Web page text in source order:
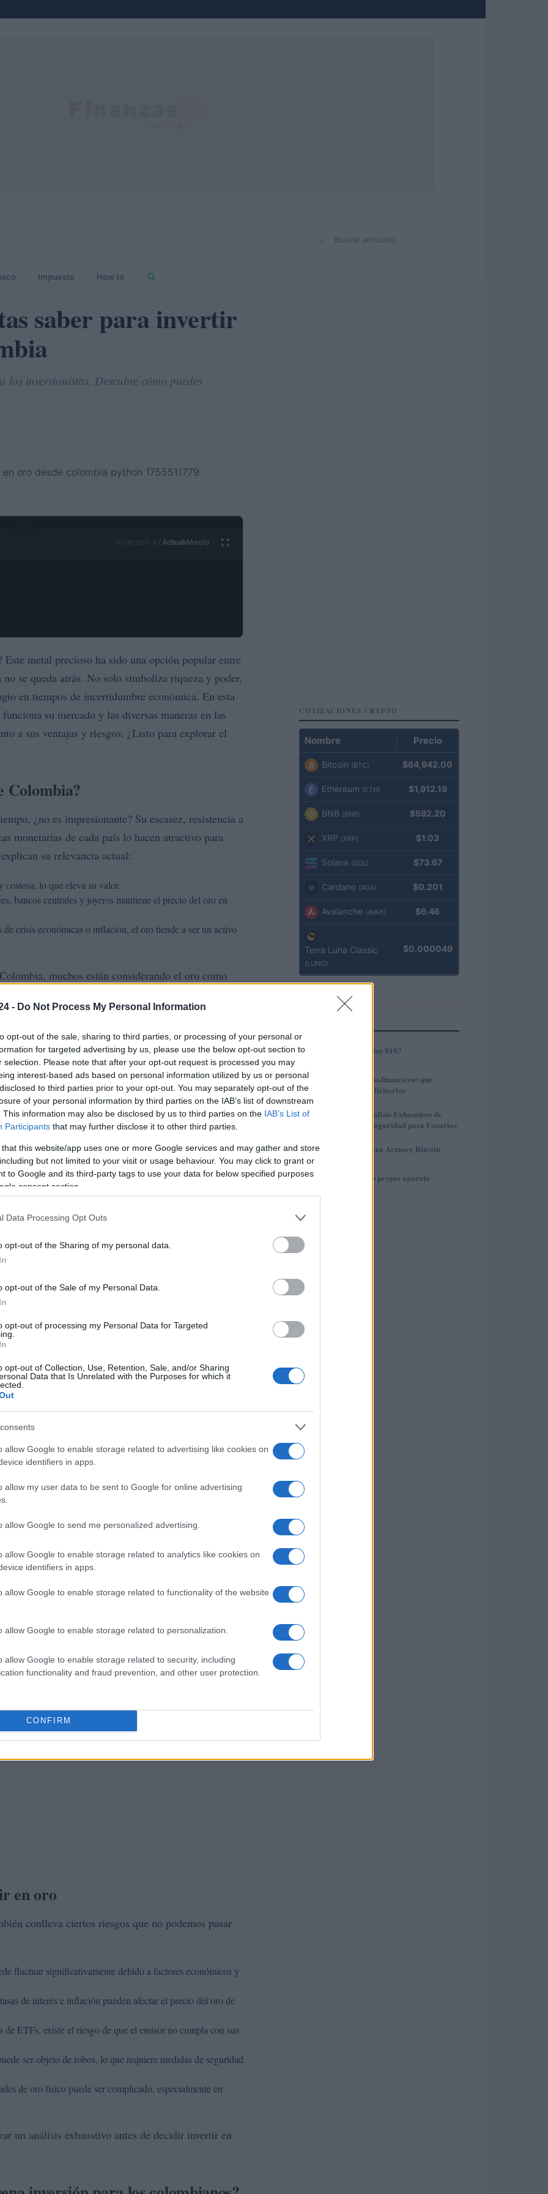
- Do Not Process My Personal Information
opt-out of the sale, sharing to third parties, or processing of your personal or
for targeted advertising by us, please use the below opt-out section to
selection. Please note that after your opt-out request is processed you may
interest-based ads based on personal information utilized by us or personal
to third parties prior to your opt-out. You may separately opt-out of the
of your personal information by third parties on the IAB’s list of downstream
This information may also be disclosed by us to third parties on the IAB’s List of
Participants that may further disclose it to other third parties.
that this website/app uses one or more Google services and may gather and store
but not limited to your visit or usage behaviour. You may click to grant or
to Google and its third-party tags to use your data for below specified purposes
consent section.
Data Processing Opt Outs
opt-out of the Sharing of my personal data.
opt-out of the Sale of my Personal Data.
opt-out of processing my Personal Data for Targeted
opt-out of Collection, Use, Retention, Sale, and/or Sharing
Data that Is Unrelated with the Purposes for which it
allow Google to enable storage related to advertising like cookies on
identifiers in apps.
allow my user data to be sent to Google for online advertising
allow Google to send me personalized advertising.
allow Google to enable storage related to analytics like cookies on
identifiers in apps.
allow Google to enable storage related to functionality of the website
allow Google to enable storage related to personalization.
allow Google to enable storage related to security, including
functionality and fraud prevention, and other user protection.
CONFIRM
Buscar
Impuesto How to
saber para invertir
inversionistas. Descubre cómo puedes
Ad hubMedia
metal precioso ha sido una opción popular entre
se queda atrás. No solo simboliza riqueza y poder,
en tiempos de incertidumbre económica. En esta
su mercado y las diversas maneras en las
a sus ventajas y riesgos. ¿Listo para explorar el
Colombia?
¿no es impresionante? Su escasez, resistencia a
monetarias de cada país lo hacen atractivo para
su relevancia actual:
lo que eleva su valor.
bancos centrales y joyeros mantiene el precio del oro en
de crisis económicas o inflación, el oro tiende a ser un activo
muchos están considerando el oro como
consumidores; Colombia también es productora
Bolívar que aportan cantidades significativas al
que esto representa?
Colombia
en dos categorías: oro físico y oro
monedas o joyas. En Colombia, puedes adquirir
o distribuidores de metales preciosos. Los
crucial almacenar el oro en un lugar seguro, como
el riesgo de robo. ¿Te imaginas tener tu propio
de empresas mineras y fondos cotizados en bolsa
algunas empresas relevantes del sector
Mineros S.A. y Grupo Argos. A nivel internacional,
son líderes en producción. Los ETFs que invierten
y el SPDR Gold Shares, son otras opciones a
financiero del oro?
en oro
conlleva ciertos riesgos que no podemos pasar
fluctuar significativamente debido a factores económicos y
de interés e inflación pueden afectar el precio del oro de
de ETFs, existe el riesgo de que el emisor no cumpla con sus
ser objeto de robos, lo que requiere medidas de seguridad
de oro físico puede ser complicado, especialmente en
un análisis exhaustivo antes de decidir invertir en
COTIZACIONES CRYPTO
Nombre Precio
Bitcoin (BTC) $64,942.00
Ethereum (ETH) $1,912.19
BNB (BNB) $592.20
XRP (XRP) $1.03
Solana (SOL) $73.67
Cardano (ADA) $0.201
Avalanche (AVAX) $6.46
Terra Luna Classic
(LUNC)
$0.000049
1 ¿AMP alcanzará los $10?
2
Préstamos en Kubo.financiero: qué
ofrecen y cómo solicitarlos
3
Gana Crédito: Análisis Exhaustivo de
Funcionalidad y Seguridad para Usuarios
4 Revisión de billetera Armory Bitcoin
5 Cómo construir tu propio aparato